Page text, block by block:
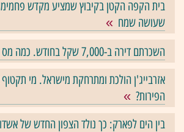
בית הקפה הקטן בקיבוץ שמציע מקדש
שעושה שמח
השכרתם דירה ב-7,000 שקל בחודש. כמה מס תשלמו?
אזרבייג'ן הולכת ומתרחקת מישראל. מי
הפירות?
בין הים לפארק: כך נולד הצפון החדש של